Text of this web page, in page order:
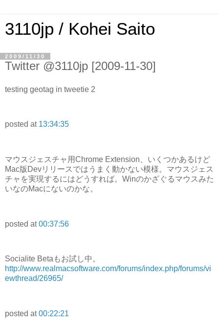
3110jp / Kohei Saito
2009/11/30
Twitter @3110jp [2009-11-30]
testing geotag in tweetie 2
posted at 13:34:35
マウスジェスチャ用Chrome Extension、いくつかあるけど
Mac版Devリリースではうまく動かない模様。マウスジェス
チャを実現するにはどうすれば。Winのかざぐるマウスみた
いなのMacにないのかな。
posted at00:37:56
Socialite Betaもお試し中。
http://www.realmacsoftware.com/forums/index.php/forums/vi
ewthread/26965/
posted at00:22:21